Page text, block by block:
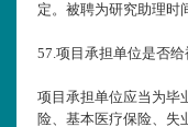
定。被聘为研究助理时
57.项目承担单位是否
项目承担单位应当为毕
险、基本医疗保险、失